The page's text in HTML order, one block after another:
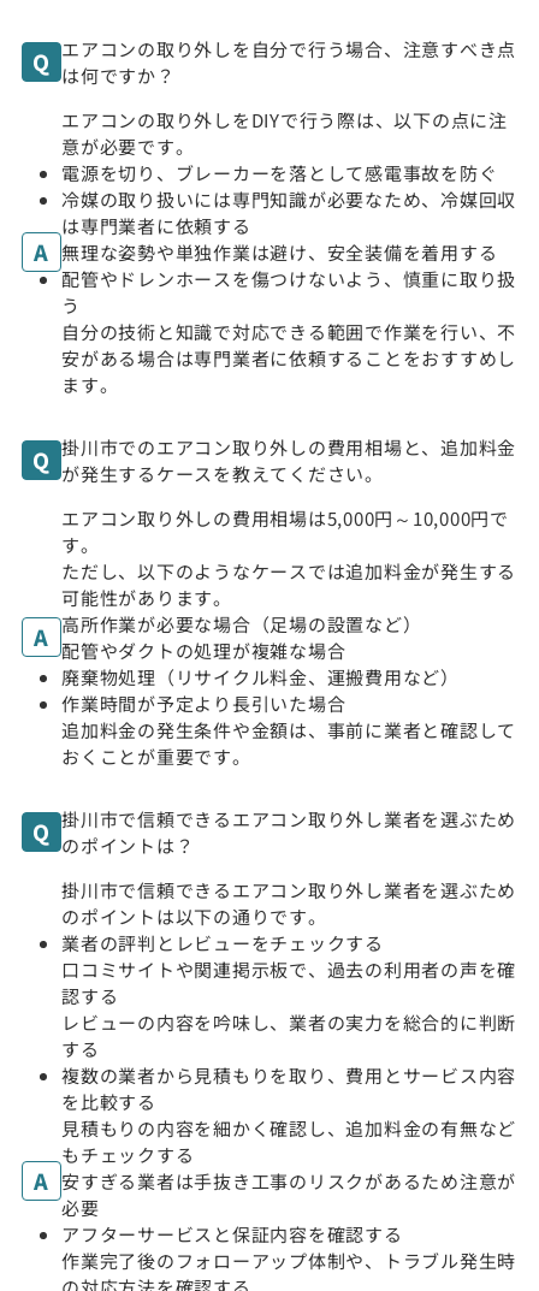
エアコンの取り外しを自分で行う場合、注意すべき点
は何ですか？
エアコンの取り外しをDIYで行う際は、以下の点に注
意が必要です。
電源を切り、ブレーカーを落として感電事故を防ぐ
冷媒の取り扱いには専門知識が必要なため、冷媒回収
は専門業者に依頼する
無理な姿勢や単独作業は避け、安全装備を着用する
配管やドレンホースを傷つけないよう、慎重に取り扱
う
自分の技術と知識で対応できる範囲で作業を行い、不
安がある場合は専門業者に依頼することをおすすめし
ます。
掛川市でのエアコン取り外しの費用相場と、追加料金
が発生するケースを教えてください。
エアコン取り外しの費用相場は5,000円～10,000円で
す。
ただし、以下のようなケースでは追加料金が発生する
可能性があります。
高所作業が必要な場合（足場の設置など）
配管やダクトの処理が複雑な場合
廃棄物処理（リサイクル料金、運搬費用など）
作業時間が予定より長引いた場合
追加料金の発生条件や金額は、事前に業者と確認して
おくことが重要です。
掛川市で信頼できるエアコン取り外し業者を選ぶため
のポイントは？
掛川市で信頼できるエアコン取り外し業者を選ぶため
のポイントは以下の通りです。
業者の評判とレビューをチェックする
口コミサイトや関連掲示板で、過去の利用者の声を確
認する
レビューの内容を吟味し、業者の実力を総合的に判断
する
複数の業者から見積もりを取り、費用とサービス内容
を比較する
見積もりの内容を細かく確認し、追加料金の有無など
もチェックする
安すぎる業者は手抜き工事のリスクがあるため注意が
必要
アフターサービスと保証内容を確認する
作業完了後のフォローアップ体制や、トラブル発生時